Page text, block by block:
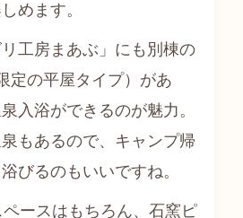
めます。
工房まあぶ」にも別棟の
定の平屋タイプ）があ
入浴ができるのが魅力。
もあるので、キャンプ帰
びるのもいいですね。
ースはもちろん、石窯ピ